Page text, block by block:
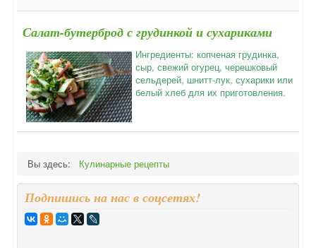
Салат-бутерброд с грудинкой и сухариками
Ингредиенты: копченая грудинка,
сыр, свежий огурец, черешковый
сельдерей, шнитт-лук, сухарики или
белый хлеб для их приготовления.
Вы здесь: Кулинарные рецепты
Подпишись на нас в соцсетях!